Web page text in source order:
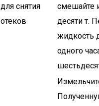
для снятия
отеков
смешайте
десяти т.
жидкость
одного